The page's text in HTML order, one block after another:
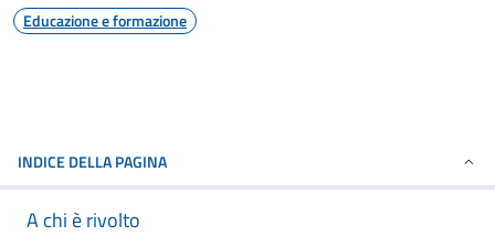
Educazione e formazione
INDICE DELLA PAGINA
A chi è rivolto